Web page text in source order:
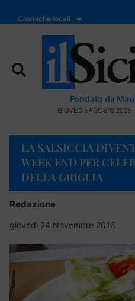
Cronache locali
Fondato da
GIOVEDÌ 6 AGOSTO 2026
LA SALSICCIA
WEEK END PER
DELLA GRIGLIA
Redazione
giovedì 24 Novembre 2016